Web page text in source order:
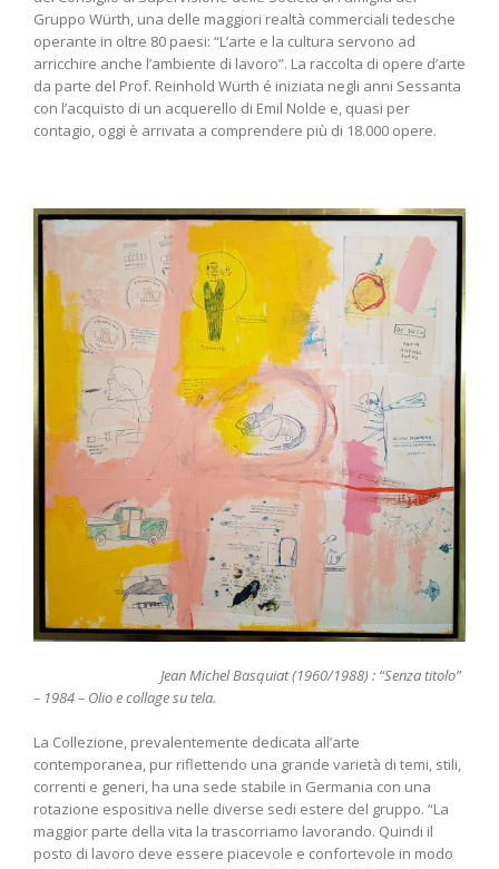
Gruppo Würth, una delle maggiori realtà commerciali tedesche
operante in oltre 80 paesi: “L’arte e la cultura servono ad
arricchire anche l’ambiente di lavoro”. La raccolta di opere d’arte
da parte del Prof. Reinhold Würth é iniziata negli anni Sessanta
con l’acquisto di un acquerello di Emil Nolde e, quasi per
contagio, oggi è arrivata a comprendere più di 18.000 opere.
Jean Michel Basquiat (1960/1988) : “Senza titolo”
– 1984 – Olio e collage su tela.
La Collezione, prevalentemente dedicata all’arte
contemporanea, pur riflettendo una grande varietà di temi, stili,
correnti e generi, ha una sede stabile in Germania con una
rotazione espositiva nelle diverse sedi estere del gruppo. “La
maggior parte della vita la trascorriamo lavorando. Quindi il
posto di lavoro deve essere piacevole e confortevole in modo